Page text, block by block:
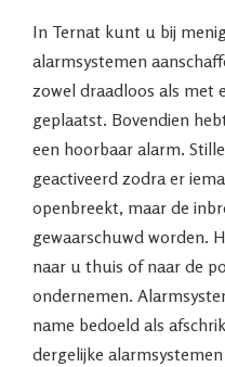
In Ternat kunt u bij
alarmsystemen
zowel draadloos als met
geplaatst. Bovendien
een hoorbaar alarm.
geactiveerd zodra er
openbreekt, maar de
gewaarschuwd worden.
naar u thuis of naar de
ondernemen.
name bedoeld als
dergelijke